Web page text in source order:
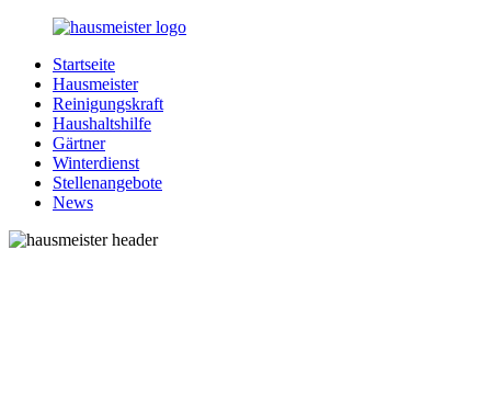
Zurück
Inhalt
Hausmeister.de
Alles
rund
Ihren
Haushalt
Startseite
Hausmeister
Reinigungskraft
Haushaltshilfe
Gärtner
Winterdienst
Stellenangebote
News